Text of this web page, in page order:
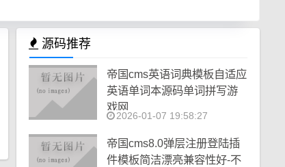
源码推荐
帝国cms英语词典模板自适应
英语单词本源码单词拼写游
戏网
2026-01-07 19:58:27
帝国cms8.0弹层注册登陆插
件模板简洁漂亮兼容性好-不